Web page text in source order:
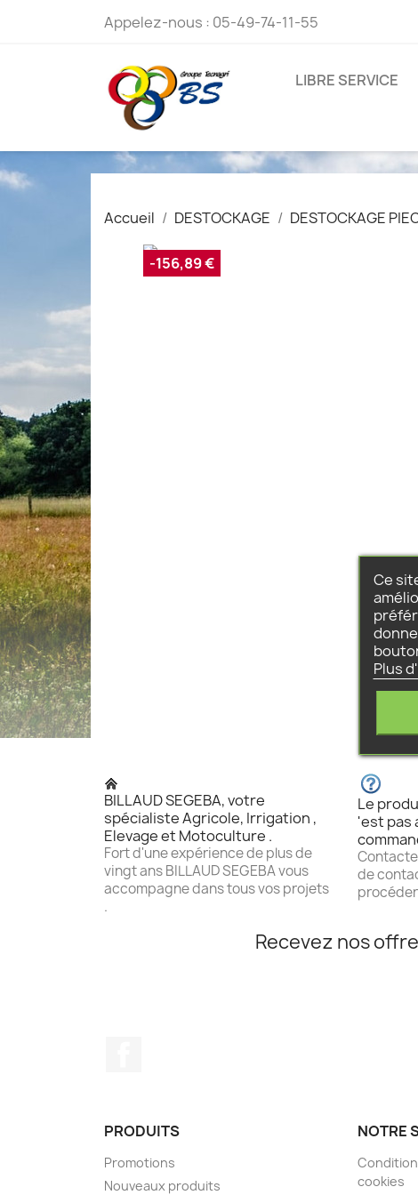
Appelez-nous : 05-49-74-11-55
LIBRE SERVICE
Accueil DESTOCKAGE DESTOCKAGE
-156,89 €
BILLAUD SEGEBA, votre
spécialiste Agricole, Irrigation ,
Elevage et Motoculture .
Fort d'une expérience de plus de
vingt ans BILLAUD SEGEBA vous
accompagne dans tous vos projets
.
Le
'est pas
de
Recevez nos
PRODUITS
Promotions
Nouveaux produits
NOTRE
cookies
Ce
Plus